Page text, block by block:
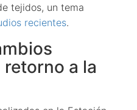
tejidos, un tema
recientes.
a la